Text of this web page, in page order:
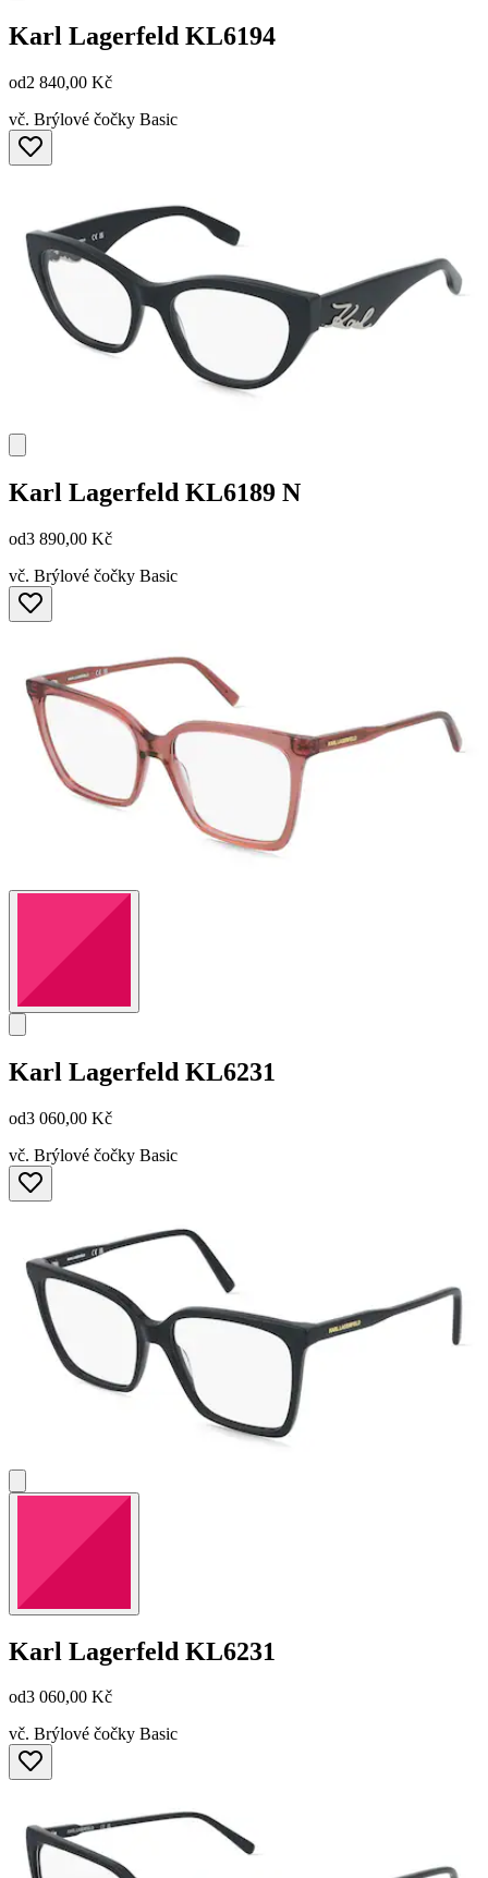
Karl Lagerfeld KL6194
od2 840,00 Kč
vč. Brýlové čočky Basic
Karl Lagerfeld KL6189 N
od3 890,00 Kč
vč. Brýlové čočky Basic
Karl Lagerfeld KL6231
od3 060,00 Kč
vč. Brýlové čočky Basic
Karl Lagerfeld KL6231
od3 060,00 Kč
vč. Brýlové čočky Basic